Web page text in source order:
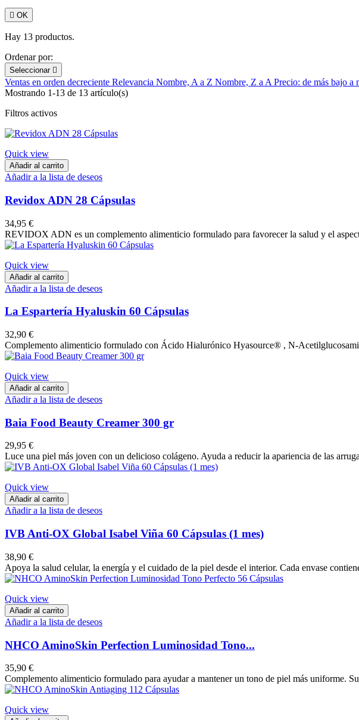
 OK
Hay 13 productos.
Ordenar por:
Seleccionar 
Ventas en orden decreciente Relevancia Nombre, A a Z Nombre, Z a A Precio: de más bajo a
Mostrando 1-13 de 13 artículo(s)
Filtros activos
Quick view
Añadir al carrito
Añadir a la lista de deseos
Revidox ADN 28 Cápsulas
34,95 €
REVIDOX ADN es un complemento alimenticio formulado para favorecer la salud y el
Quick view
Añadir al carrito
Añadir a la lista de deseos
La Espartería Hyaluskin 60 Cápsulas
32,90 €
Complemento alimenticio formulado con Ácido Hialurónico Hyasource® , N-
Quick view
Añadir al carrito
Añadir a la lista de deseos
Baia Food Beauty Creamer 300 gr
29,95 €
Luce una piel más joven con un delicioso colágeno. Ayuda a reducir la apariencia de las
Quick view
Añadir al carrito
Añadir a la lista de deseos
IVB Anti-OX Global Isabel Viña 60 Cápsulas (1 mes)
38,90 €
Apoya la salud celular, la energía y el cuidado de la piel desde el interior. Cada envase
Quick view
Añadir al carrito
Añadir a la lista de deseos
NHCO AminoSkin Perfection Luminosidad Tono...
35,90 €
Complemento alimenticio formulado para ayudar a mantener un tono de piel más uniforme.
Quick view